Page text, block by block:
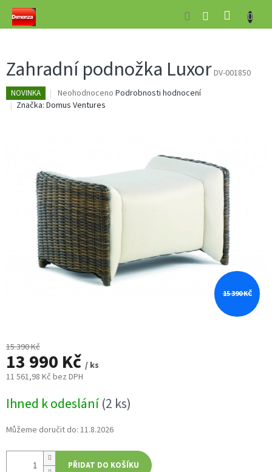
Přejít
obsah
KOŠÍK
Zahradní podnožka LuxorDV-001850
NOVINKA
Průměrné
hodnocení
hvězdiček.
Neohodnoceno Podrobnosti hodnocení
Značka: Domus Ventures
15 390 KČ
15 390 Kč
13 990 Kč / ks
11 561,98 Kč bez DPH
cena:
Ihned k odeslání(2 ks)
Můžeme doručit do: 11.8.2026
PŘIDAT DO KOŠÍKU